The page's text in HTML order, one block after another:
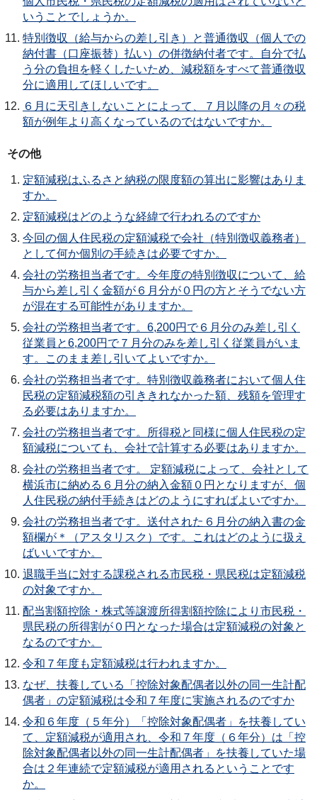
いうことでしょうか。
特別徴収（給与からの差し引き）と普通徴収（個人での
納付書（口座振替）払い）の併徴納付者です。自分で払
う分の負担を軽くしたいため、減税額をすべて普通徴収
分に適用してほしいです。
６月に天引きしないことによって、７月以降の月々の税
額が例年より高くなっているのではないですか。
その他
定額減税はふるさと納税の限度額の算出に影響はありま
すか。
定額減税はどのような経緯で行われるのですか
今回の個人住民税の定額減税で会社（特別徴収義務者）
として何か個別の手続きは必要ですか。
会社の労務担当者です。今年度の特別徴収について、給
与から差し引く金額が６月分が０円の方とそうでない方
が混在する可能性がありますか。
会社の労務担当者です。6,200円で６月分のみ差し引く
従業員と6,200円で７月分のみを差し引く従業員がいま
す。このまま差し引いてよいですか。
会社の労務担当者です。特別徴収義務者において個人住
民税の定額減税額の引ききれなかった額、残額を管理す
る必要はありますか。
会社の労務担当者です。所得税と同様に個人住民税の定
額減税についても、会社で計算する必要はありますか。
会社の労務担当者です。 定額減税によって、会社として
横浜市に納める６月分の納入金額０円となりますが、個
人住民税の納付手続きはどのようにすればよいですか。
会社の労務担当者です。送付された６月分の納入書の金
額欄が＊（アスタリスク）です。これはどのように扱え
ばいいですか。
退職手当に対する課税される市民税・県民税は定額減税
の対象ですか。
配当割額控除・株式等譲渡所得割額控除により市民税・
県民税の所得割が０円となった場合は定額減税の対象と
なるのですか。
令和７年度も定額減税は行われますか。
なぜ、扶養している「控除対象配偶者以外の同一生計配
偶者」の定額減税は令和７年度に実施されるのですか
令和６年度（５年分）「控除対象配偶者」を扶養してい
て、定額減税が適用され、令和７年度（６年分）は「控
除対象配偶者以外の同一生計配偶者」を扶養していた場
合は２年連続で定額減税が適用されるということです
か。